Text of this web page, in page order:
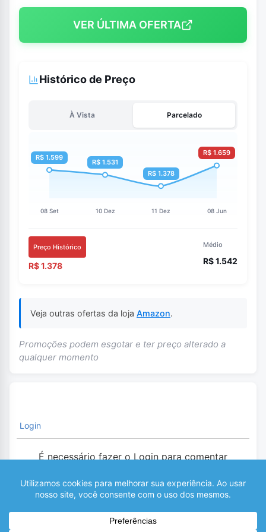
VER ÚLTIMA OFERTA
Histórico de Preço
À Vista Parcelado
Preço Histórico
R$ 1.378
Médio
R$ 1.542
Veja outras ofertas da loja Amazon.
Promoções podem esgotar e ter preço alterado a
qualquer momento
Login
É necessário fazer o Login para comentar
0 COMENTÁRIOS